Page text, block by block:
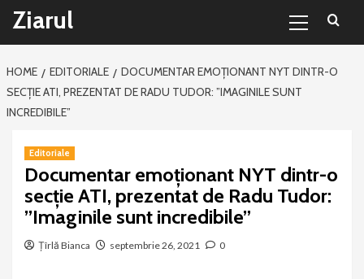
Sari
conținut
Ziarul
Menu
HOME EDITORIALE
DOCUMENTAR EMOȚIONANT NYT DINTR-O
SECȚIE ATI, PREZENTAT DE RADU TUDOR: ”IMAGINILE SUNT
INCREDIBILE”
Editoriale
Documentar emoționant NYT dintr-o
secție ATI, prezentat de Radu Tudor:
”Imaginile sunt incredibile”
Țîrlă Bianca septembrie 26, 2021 0